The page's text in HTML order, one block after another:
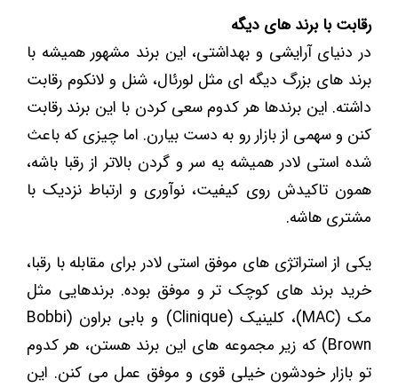
رقابت با برند های دیگه
در دنیای آرایشی و بهداشتی، این برند مشهور همیشه با
برند های بزرگ دیگه‌ ای مثل لورئال، شنل و لانکوم رقابت
داشته. این برندها هر کدوم سعی کردن با این برند رقابت
کنن و سهمی از بازار رو به دست بیارن. اما چیزی که باعث
شده استی لادر همیشه یه سر و گردن بالاتر از رقبا باشه،
همون تاکیدش روی کیفیت، نوآوری و ارتباط نزدیک با
مشتری هاشه.
یکی از استراتژی ‌های موفق استی لادر برای مقابله با رقبا،
خرید برند های کوچک تر و موفق بوده. برندهایی مثل
مک (MAC)، کلینیک (Clinique) و بابی براون (Bobbi
Brown) که زیر مجموعه ‌های این برند هستن، هر کدوم
تو بازار خودشون خیلی قوی و موفق عمل می کنن. این